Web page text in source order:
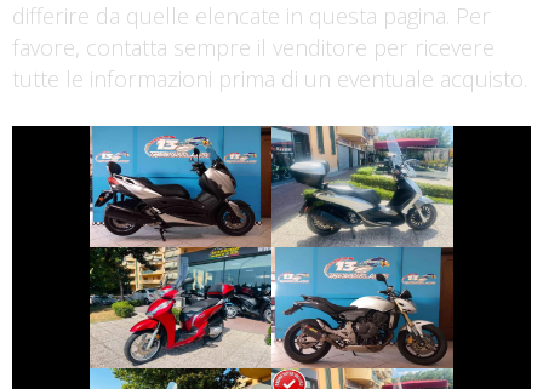
differire da quelle elencate in questa pagina. Per
favore, contatta sempre il venditore per ricevere
tutte le informazioni prima di un eventuale acquisto.
YAMAHA XMAX
PIAGGIO
BEVERLY
HONDA SH
€ 3.190 €
HONDA HORNET
€ 3.490 €
€ 2.890 € € 3.150 €